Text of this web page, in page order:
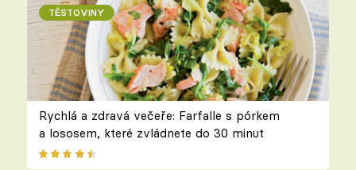
TĚSTOVINY
Rychlá a zdravá večeře: Farfalle s pórkem
a lososem, které zvládnete do 30 minut